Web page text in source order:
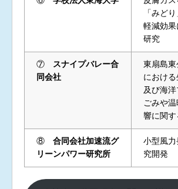
「みど
軽減効果
研究
⑦ スナイプバレー合
同会社
東扇島
におけ
及び海
ごみや
響に関す
⑧ 合同会社加速流グ
リーンパワー研究所
小型風
究開発